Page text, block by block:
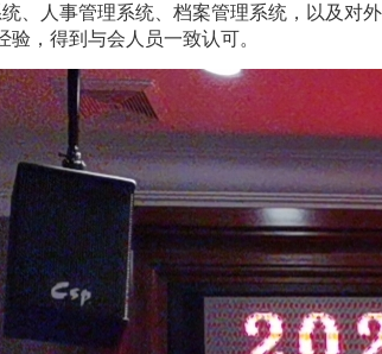
、人事管理系统、档案管理系统，以及对
验，得到与会人员一致认可。